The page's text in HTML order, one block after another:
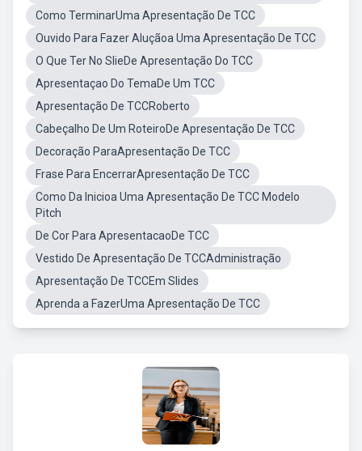
Como TerminarUma Apresentação De TCC
Ouvido Para Fazer Aluçãoa Uma Apresentação De TCC
O Que Ter No SlieDe Apresentação Do TCC
Apresentaçao Do TemaDe Um TCC
Apresentação De TCCRoberto
Cabeçalho De Um RoteiroDe Apresentação De TCC
Decoração ParaApresentação De TCC
Frase Para EncerrarApresentação De TCC
Como Da Inicioa Uma Apresentação De TCC Modelo
Pitch
De Cor Para ApresentacaoDe TCC
Vestido De Apresentação De TCCAdministração
Apresentação De TCCEm Slides
Aprenda a FazerUma Apresentação De TCC